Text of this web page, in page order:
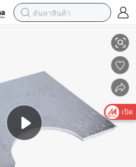
เปิด